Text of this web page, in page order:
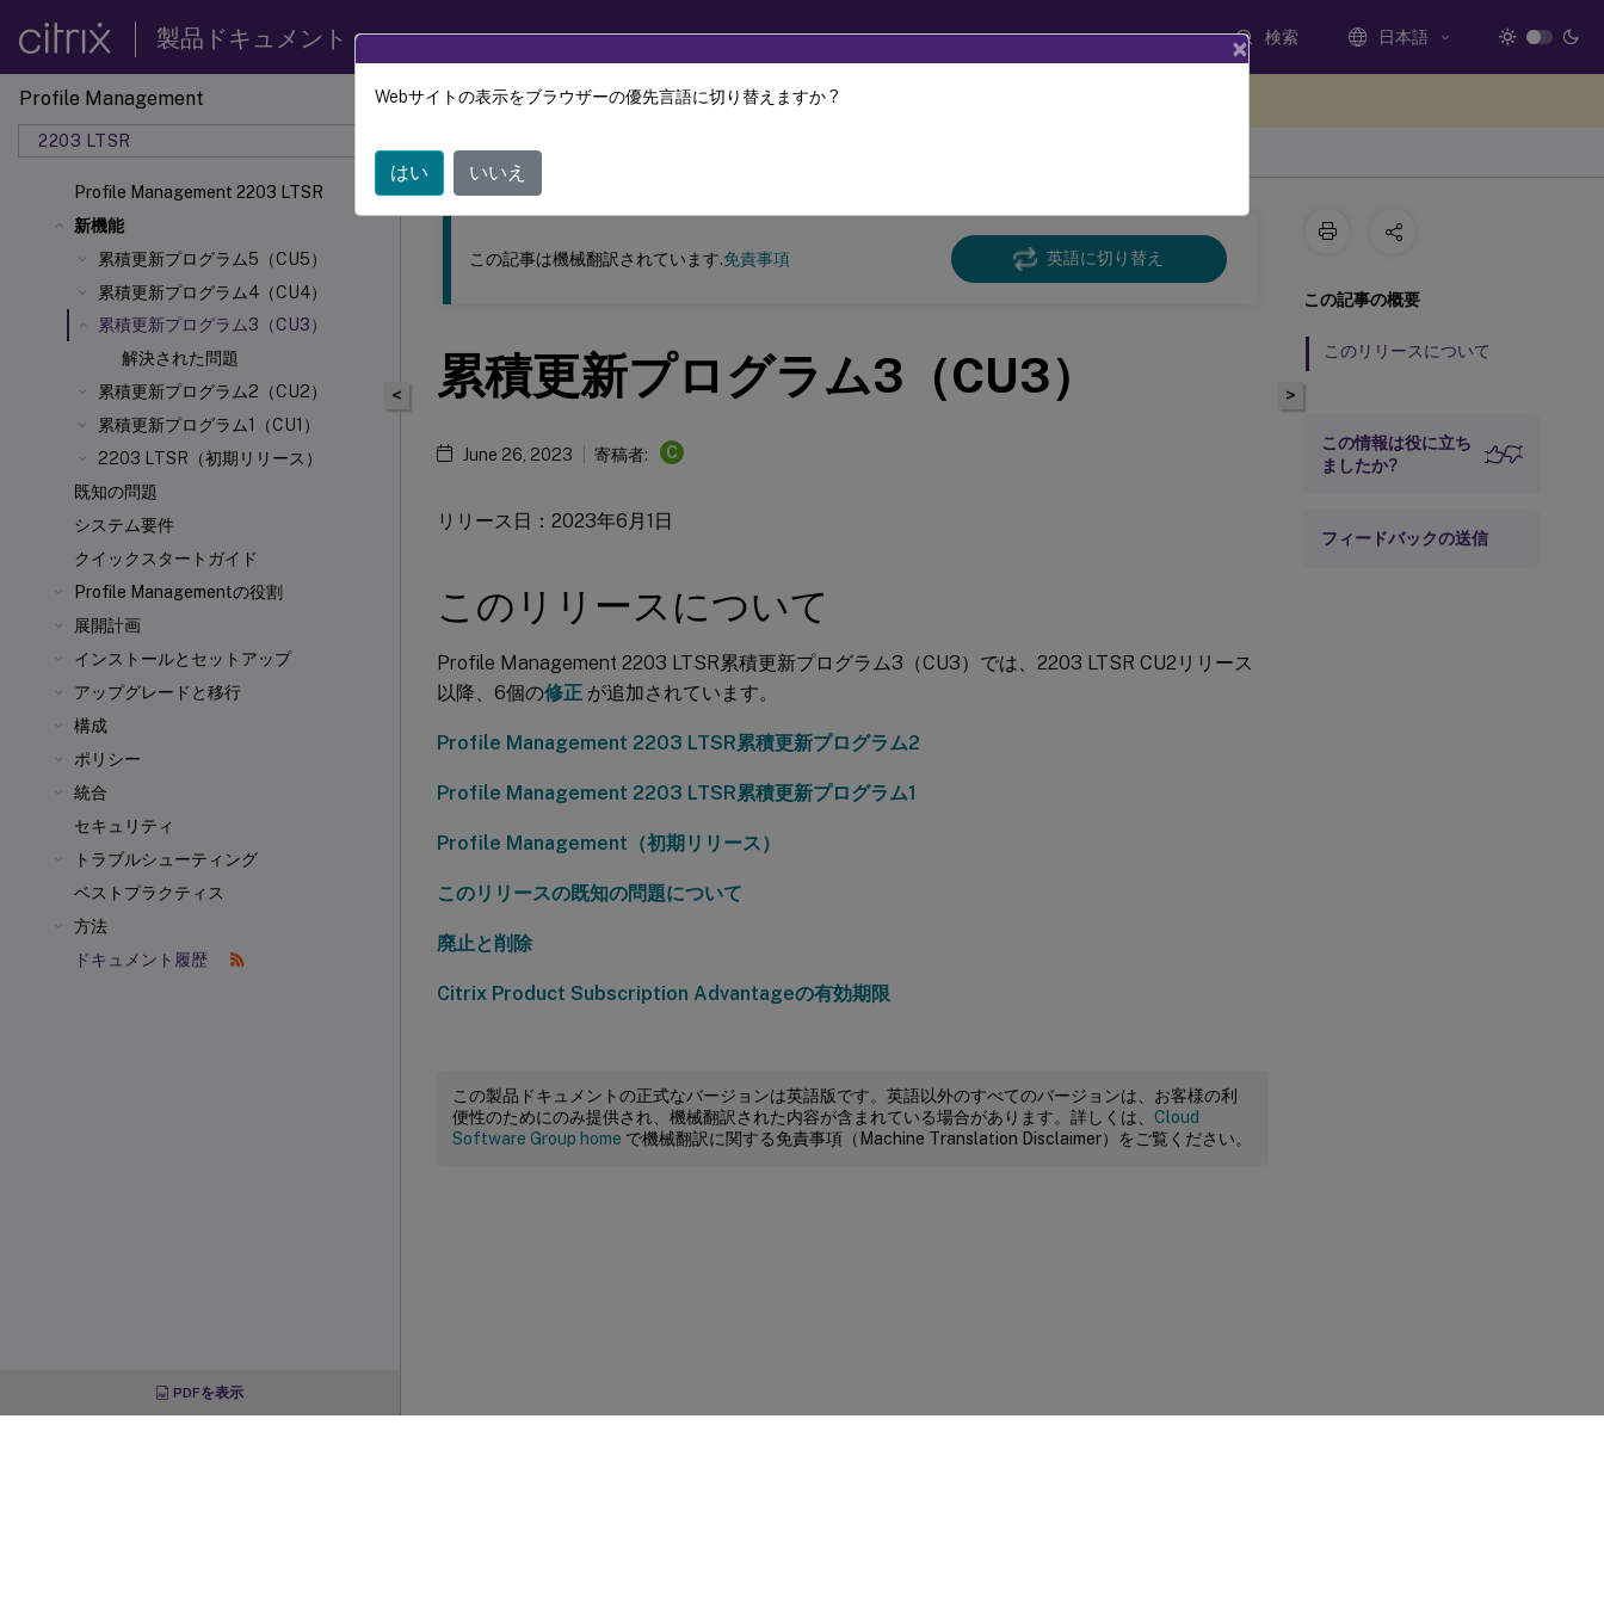
製品ドキュメント 検索 日本語
Profile Management
2203 LTSR
Profile Management 2203 LTSR
新機能
累積更新プログラム5（CU5）
累積更新プログラム4（CU4）
累積更新プログラム3（CU3）
解決された問題
累積更新プログラム2（CU2）
累積更新プログラム1（CU1）
2203 LTSR（初期リリース）
既知の問題
システム要件
クイックスタートガイド
Profile Managementの役割
展開計画
インストールとセットアップ
アップグレードと移行
構成
ポリシー
統合
セキュリティ
トラブルシューティング
ベストプラクティス
方法
ドキュメント履歴
PDFを表示
このコンテンツは動的に機械翻訳されています。
Profile Management
<
この記事は機械翻訳されています.免責事項 英語に切り替え
累積更新プログラム3（CU3）
June 26, 2023 寄稿者: C
リリース日：2023年6月1日
このリリースについて
Profile Management 2203 LTSR累積更新プログラム3（CU3）では、2203 LTSR CU2リリース
以降、6個の修正 が追加されています。
Profile Management 2203 LTSR累積更新プログラム2
Profile Management 2203 LTSR累積更新プログラム1
Profile Management（初期リリース）
このリリースの既知の問題について
廃止と削除
Citrix Product Subscription Advantageの有効期限
この製品ドキュメントの正式なバージョンは英語版です。英語以外のすべてのバージョンは、お客様の利
便性のためにのみ提供され、機械翻訳された内容が含まれている場合があります。詳しくは、 Cloud
Software Group home で機械翻訳に関する免責事項（Machine Translation Disclaimer）をご覧ください。
>
この記事の概要
このリリースについて
この情報は役に立ち
ましたか?
フィードバックの送信
×
Webサイトの表示をブラウザーの優先言語に切り替えますか ?
はい いいえ